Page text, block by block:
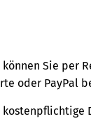
Sie per
oder PayPal
kostenpflichtige